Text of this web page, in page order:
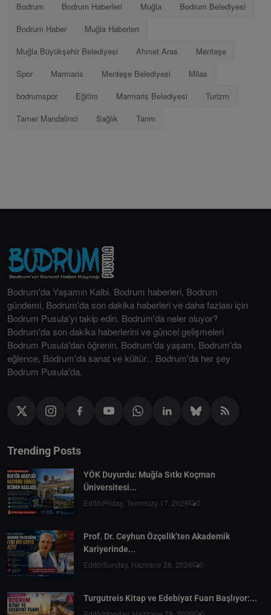
Bodrum Bodrum Haberleri Muğla
Bodrum Belediyesi
Bodrum Haber
Muğla Haberleri
Muğla Büyükşehir Belediyesi
Ahmet Aras
Menteşe
Spor
Marmaris Menteşe Belediyesi
Milas
bodrumspor
Eğitim Marmaris Belediyesi
Turizm
Tamer Mandalinci
Sağlık Tarım
Bodrum'da Yaşamın Kalbi. Bodrum haberleri, Bodrum
gündemi, Bodrum'da son dakika haberleri ve daha fazlası için
Bodrum Pusula'yı takip edin. Bodrum'da neler oluyor?
Bodrum'da son dakika haberlerini ve güncel gelişmeleri
Bodrum Pusula'dan öğrenin. Bodrum'da yaşam, Bodrum'da
eğlence, Bodrum'da sanat ve kültür... Bodrum'da her şey
Bodrum Pusula'da.
Trending Posts
YÖK Duyurdu: Muğla Sıtkı Koçman
Üniversitesi...
EditörFriday, Temmuzy 17, 2026 0
Prof. Dr. Ceyhun Özçelik’ten Akademik
Kariyerinde...
EditörSunday, Hazirane 28, 2026 0
Turgutreis Kitap ve Edebiyat Fuarı Başlıyor:...